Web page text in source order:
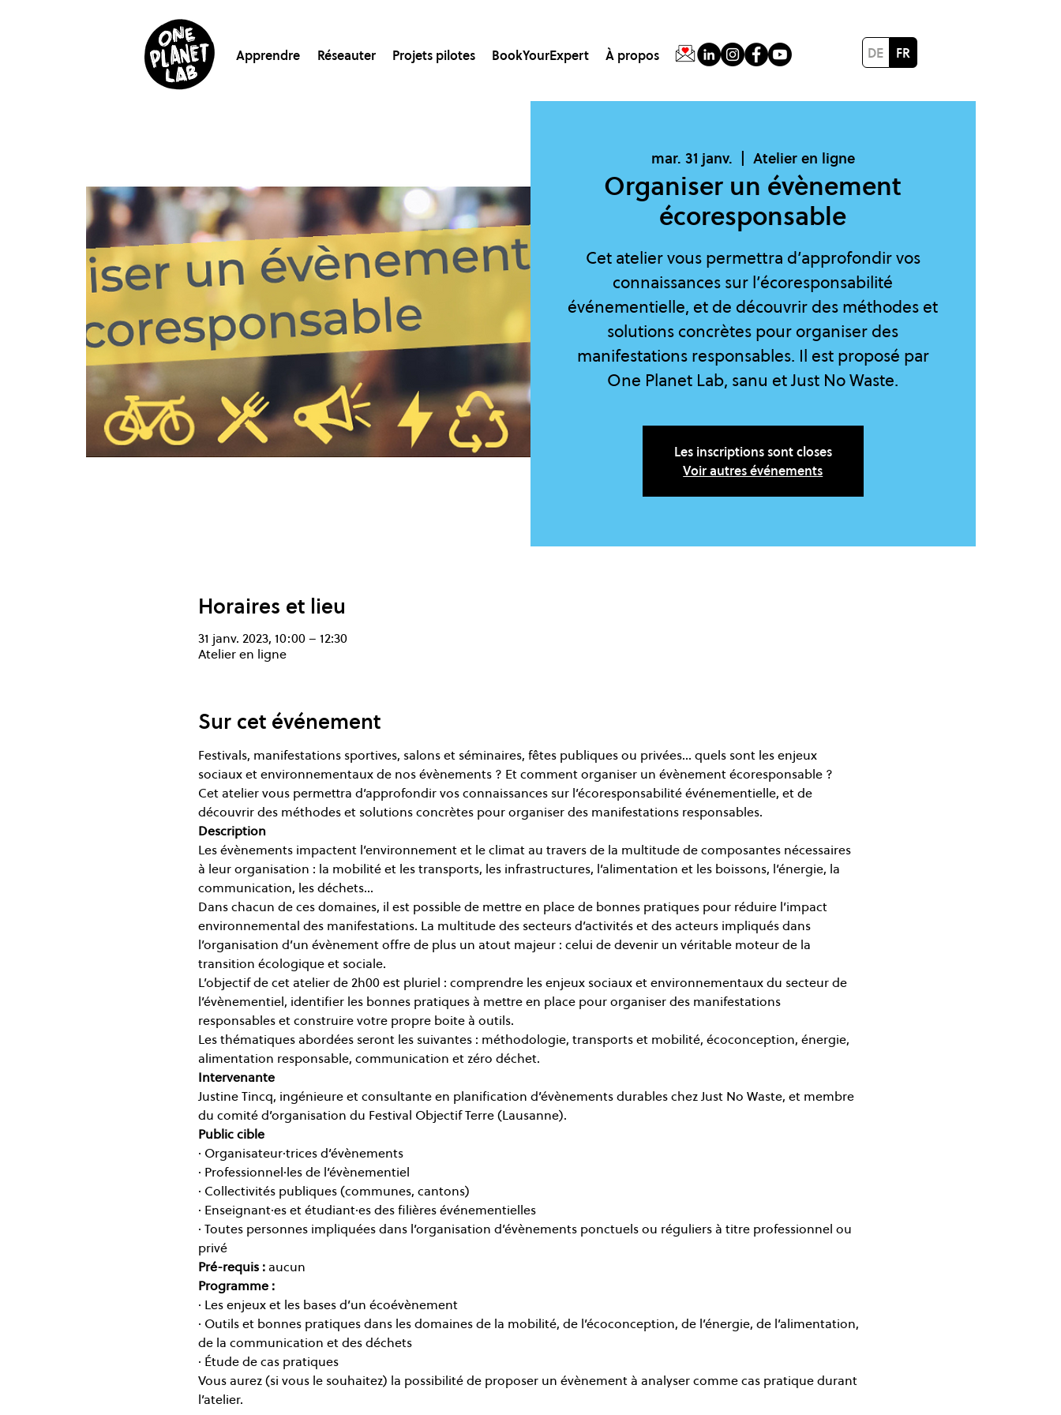
Apprendre Réseauter Projets pilotes BookYourExpert À propos DE FR
mar. 31 janv. Atelier en ligne
Organiser un évènement
écoresponsable
Cet atelier vous permettra d’approfondir vos
connaissances sur l’écoresponsabilité
événementielle, et de découvrir des méthodes et
solutions concrètes pour organiser des
manifestations responsables. Il est proposé par
One Planet Lab, sanu et Just No Waste.
Les inscriptions sont closes
Voir autres événements
Horaires et lieu
31 janv. 2023, 10:00 – 12:30
Atelier en ligne
Sur cet événement
Festivals, manifestations sportives, salons et séminaires, fêtes publiques ou privées… quels sont les enjeux
sociaux et environnementaux de nos évènements ? Et comment organiser un évènement écoresponsable ?
Cet atelier vous permettra d’approfondir vos connaissances sur l’écoresponsabilité événementielle, et de
découvrir des méthodes et solutions concrètes pour organiser des manifestations responsables.
Description
Les évènements impactent l’environnement et le climat au travers de la multitude de composantes nécessaires
à leur organisation : la mobilité et les transports, les infrastructures, l’alimentation et les boissons, l’énergie, la
communication, les déchets…
Dans chacun de ces domaines, il est possible de mettre en place de bonnes pratiques pour réduire l’impact
environnemental des manifestations. La multitude des secteurs d’activités et des acteurs impliqués dans
l’organisation d’un évènement offre de plus un atout majeur : celui de devenir un véritable moteur de la
transition écologique et sociale.
L’objectif de cet atelier de 2h00 est pluriel : comprendre les enjeux sociaux et environnementaux du secteur de
l’évènementiel, identifier les bonnes pratiques à mettre en place pour organiser des manifestations
responsables et construire votre propre boite à outils.
Les thématiques abordées seront les suivantes : méthodologie, transports et mobilité, écoconception, énergie,
alimentation responsable, communication et zéro déchet.
Intervenante
Justine Tincq, ingénieure et consultante en planification d’évènements durables chez Just No Waste, et membre
du comité d’organisation du Festival Objectif Terre (Lausanne).
Public cible
· Organisateur·trices d’évènements
· Professionnel·les de l’évènementiel
· Collectivités publiques (communes, cantons)
· Enseignant·es et étudiant·es des filières événementielles
· Toutes personnes impliquées dans l’organisation d’évènements ponctuels ou réguliers à titre professionnel ou
privé
Pré-requis : aucun
Programme :
· Les enjeux et les bases d’un écoévènement
· Outils et bonnes pratiques dans les domaines de la mobilité, de l’écoconception, de l’énergie, de l’alimentation,
de la communication et des déchets
· Étude de cas pratiques
Vous aurez (si vous le souhaitez) la possibilité de proposer un évènement à analyser comme cas pratique durant
l’atelier.